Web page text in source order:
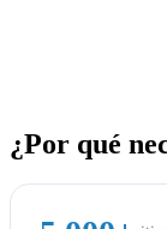
¿Por qué